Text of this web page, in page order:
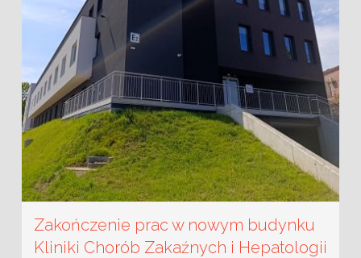
Zakończenie prac w nowym budynku
Kliniki Chorób Zakaźnych i Hepatologii